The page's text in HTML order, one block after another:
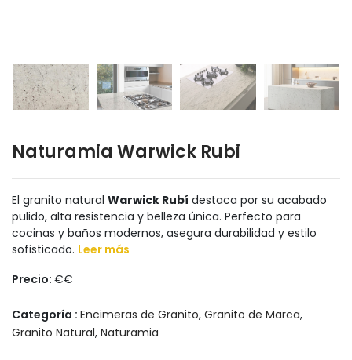
Naturamia Warwick Rubi
El granito natural Warwick Rubí destaca por su acabado
pulido, alta resistencia y belleza única. Perfecto para
cocinas y baños modernos, asegura durabilidad y estilo
sofisticado. Leer más
Precio: €€
Categoría : Encimeras de Granito, Granito de Marca,
Granito Natural, Naturamia